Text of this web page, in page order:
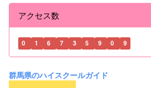
アクセス数
0 1 6 7 3 5 9 0 9
群馬県のハイスクールガイド